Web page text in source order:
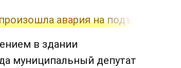
авария на подъемнике
в здании
муниципальный депутат